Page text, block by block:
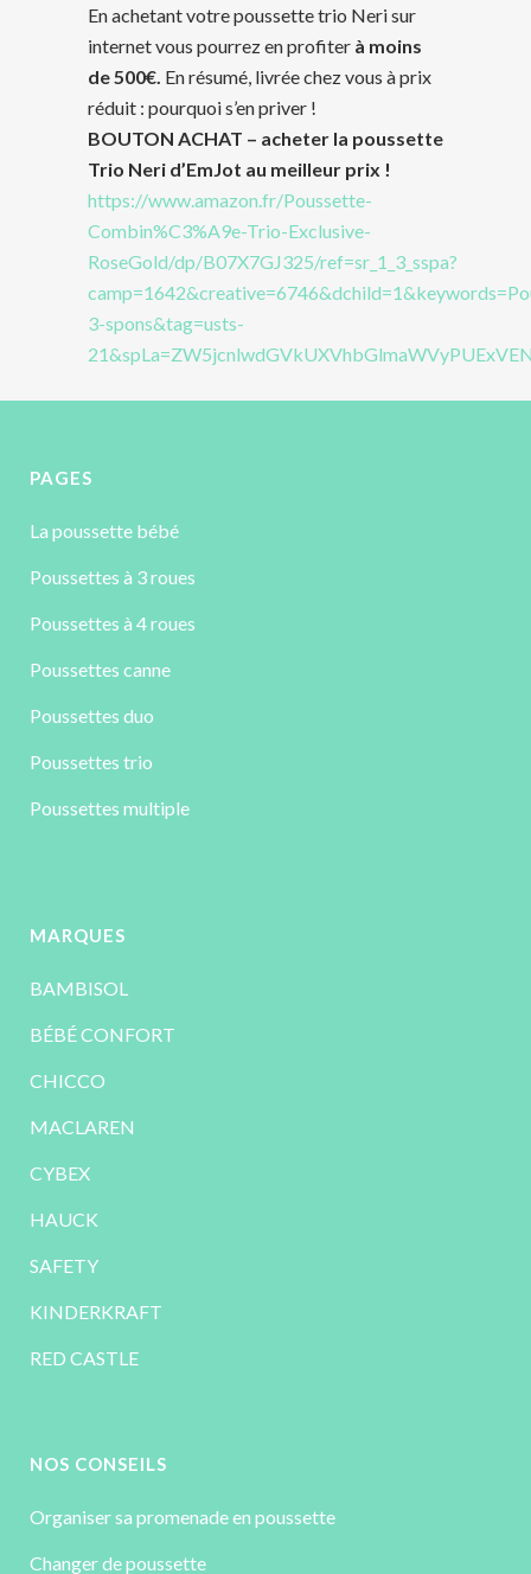
En achetant votre poussette trio Neri sur
internet vous pourrez en profiter à moins
de 500€. En résumé, livrée chez vous à prix
réduit : pourquoi s’en priver !
BOUTON ACHAT – acheter la poussette
Trio Neri d’EmJot au meilleur prix !
https://www.amazon.fr/Poussette-
Combin%C3%A9e-Trio-Exclusive-
RoseGold/dp/B07X7GJ325/ref=sr_1_3_sspa?
3-spons&tag=usts-
PAGES
La poussette bébé
Poussettes à 3 roues
Poussettes à 4 roues
Poussettes canne
Poussettes duo
Poussettes trio
Poussettes multiple
MARQUES
BAMBISOL
BÉBÉ CONFORT
CHICCO
MACLAREN
CYBEX
HAUCK
SAFETY
KINDERKRAFT
RED CASTLE
NOS CONSEILS
Organiser sa promenade en poussette
Changer de poussette